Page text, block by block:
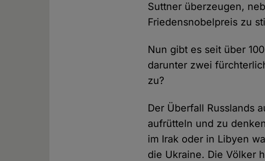
Suttner überzeugen,
Friedensnobelpreis zu
Nun gibt es seit über
darunter zwei
zu?
Der Überfall Russlands
aufrütteln und zu
im Irak oder in Libyen
die Ukraine. Die Völker